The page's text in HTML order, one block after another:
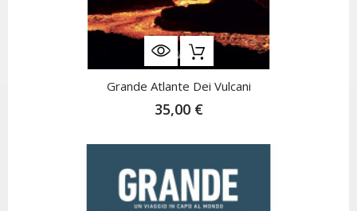
Grande Atlante Dei Vulcani
35,00 €